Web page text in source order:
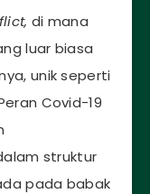
di mana
luar biasa
unik seperti
Covid-19
struktur
pada babak